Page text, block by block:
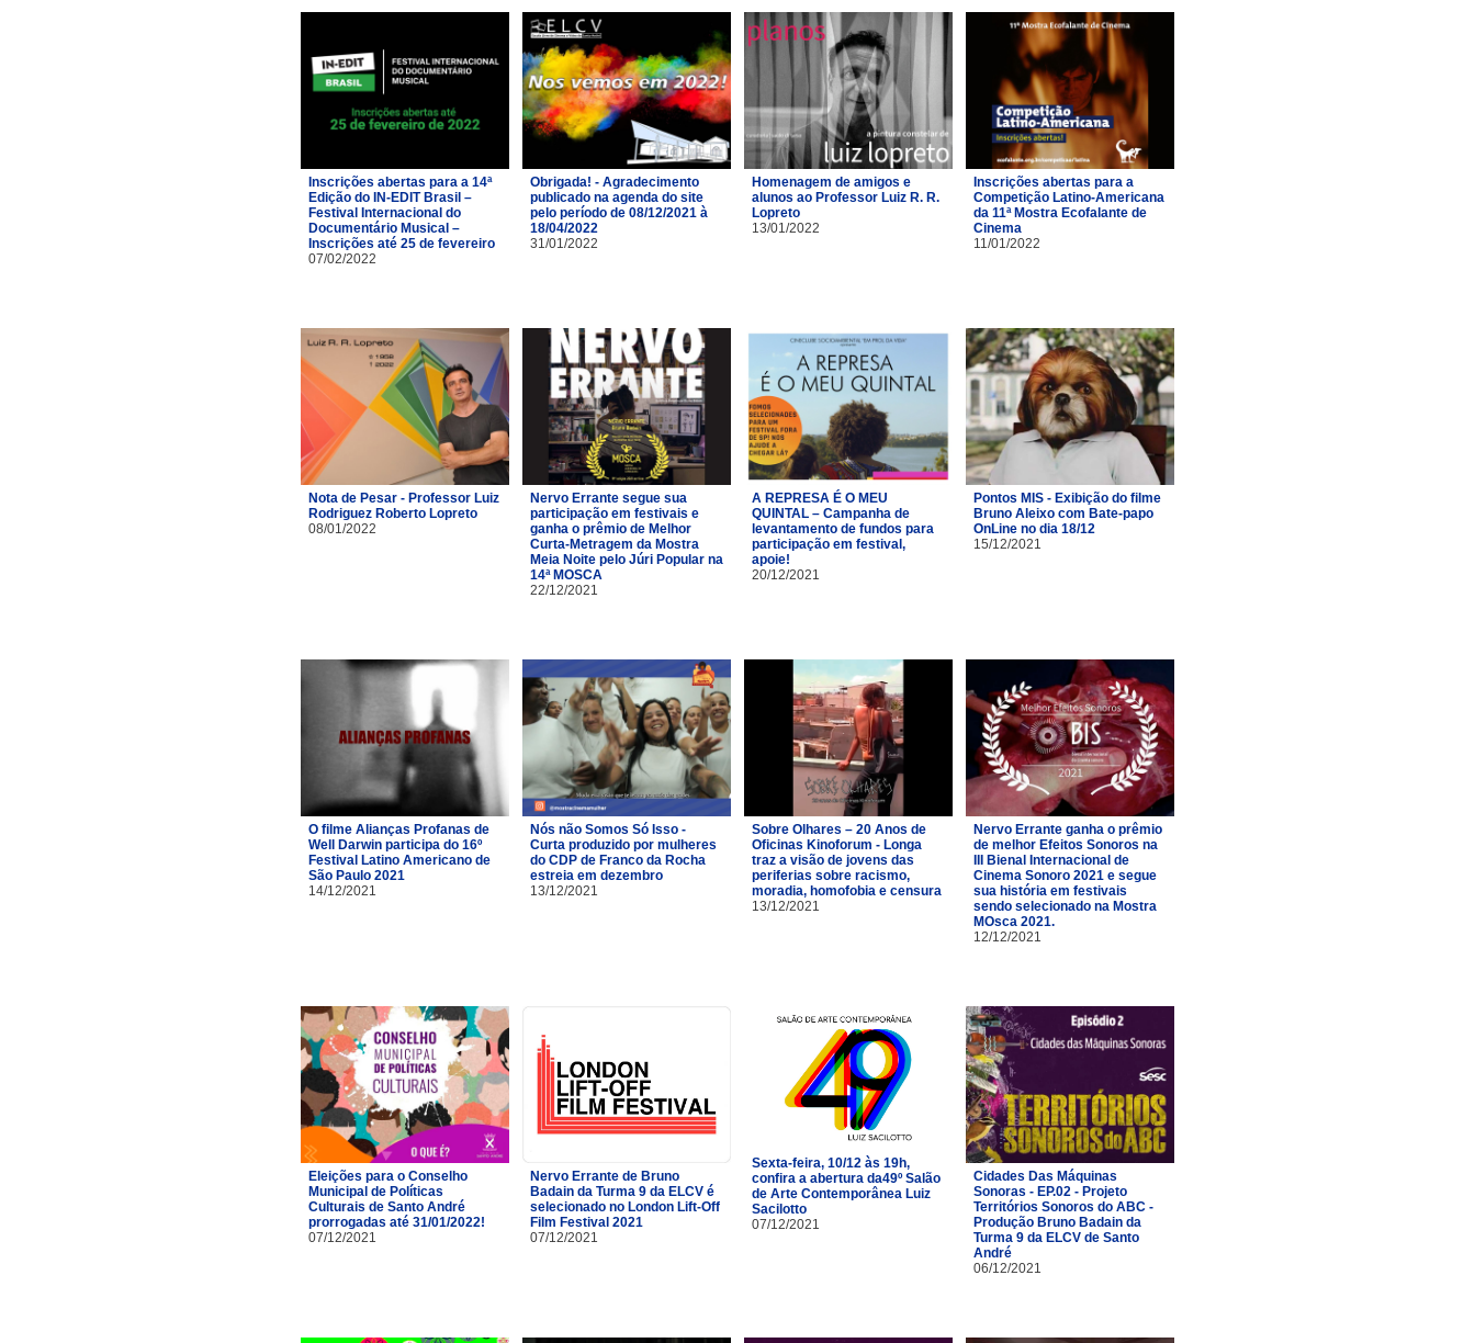
Inscrições abertas para a 14ª
Edição do IN-EDIT Brasil –
Festival Internacional do
Documentário Musical –
Inscrições até 25 de fevereiro
07/02/2022
Obrigada! - Agradecimento
publicado na agenda do site
pelo período de 08/12/2021 à
18/04/2022
31/01/2022
Homenagem de amigos e
alunos ao Professor Luiz R. R.
Lopreto
13/01/2022
Inscrições abertas para a
Competição Latino-Americana
da 11ª Mostra Ecofalante de
Cinema
11/01/2022
Nota de Pesar - Professor Luiz
Rodriguez Roberto Lopreto
08/01/2022
Nervo Errante segue sua
participação em festivais e
ganha o prêmio de Melhor
Curta-Metragem da Mostra
Meia Noite pelo Júri Popular na
14ª MOSCA
22/12/2021
A REPRESA É O MEU
QUINTAL – Campanha de
levantamento de fundos para
participação em festival,
apoie!
20/12/2021
Pontos MIS - Exibição do filme
Bruno Aleixo com Bate-papo
OnLine no dia 18/12
15/12/2021
O filme Alianças Profanas de
Well Darwin participa do 16º
Festival Latino Americano de
São Paulo 2021
14/12/2021
Nós não Somos Só Isso -
Curta produzido por mulheres
do CDP de Franco da Rocha
estreia em dezembro
13/12/2021
Sobre Olhares – 20 Anos de
Oficinas Kinoforum - Longa
traz a visão de jovens das
periferias sobre racismo,
moradia, homofobia e censura
13/12/2021
Nervo Errante ganha o prêmio
de melhor Efeitos Sonoros na
III Bienal Internacional de
Cinema Sonoro 2021 e segue
sua história em festivais
sendo selecionado na Mostra
MOsca 2021.
12/12/2021
Eleições para o Conselho
Municipal de Políticas
Culturais de Santo André
prorrogadas até 31/01/2022!
07/12/2021
Nervo Errante de Bruno
Badain da Turma 9 da ELCV é
selecionado no London Lift-Off
Film Festival 2021
07/12/2021
Sexta-feira, 10/12 às 19h,
confira a abertura da49º Salão
de Arte Contemporânea Luiz
Sacilotto
07/12/2021
Cidades Das Máquinas
Sonoras - EP.02 - Projeto
Territórios Sonoros do ABC -
Produção Bruno Badain da
Turma 9 da ELCV de Santo
André
06/12/2021